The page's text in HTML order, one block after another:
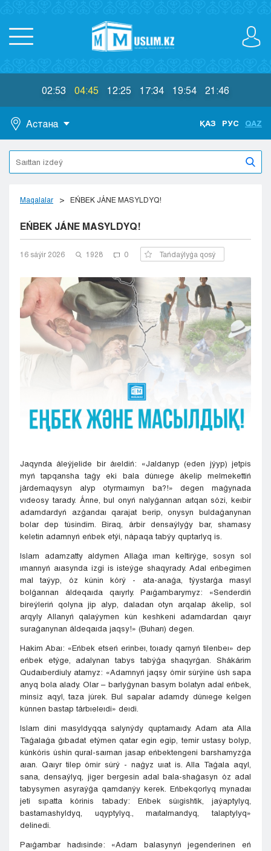
02:53 04:45 12:25 17:34 19:54 21:46
Астана
Astana
Almaty
Aktobe
Jezkazgan
Karaganda
Kokshetaý
Kyzylorda
Pavlodar
Petropavlovsk
Semeı
Taldykorgan
Taraz
Týrkestan
Shymkent
ҚАЗ РУС QAZ
Maqalalar EŃBEK JÁNE MASYLDYQ!
EŃBEK JÁNE MASYLDYQ!
16 sáýіr 2026 1928 0 Tańdaýlyǵa qosý
Jaqynda áleýjelide bir áıeldiń: «Jaldanyp (eden jýyp) jetpis
myń tapqansha taǵy eki bala dúnıege ákelip melmekettiń
járdemaqysyn alyp otyrmaımyn ba?!» degen maǵynada
vıdeosy tarady. Árıne, bul onyń nalyǵannan aıtqan sózi, keıbir
adamdardyń azǵandaı qarajat berip, onysyn buldaǵanynan
bolar dep túsindim. Biraq, árbir densaýlyǵy bar, shamasy
keletin adamnyń eńbek etýi, nápaqa tabýy quptarlyq is.
Islam adamzatty aldymen Allaǵa ıman keltirýge, sosyn sol
ımannyń aıasynda izgi is isteýge shaqyrady. Adal eńbegimen
mal taýyp, óz kúnin kórý - ata-anaǵa, týystarǵa masyl
bolǵannan áldeqaıda qaıyrly. Paıǵambarymyz: «Senderdiń
bireýleriń qolyna jip alyp, daladan otyn arqalap ákelip, sol
arqyly Allanyń qalaýymen kún keshkeni adamdardan qaıyr
suraǵanynan áldeqaıda jaqsy!» (Buharı) degen.
Hakim Abaı: «Eńbek etseń erinbeı, toıady qarnyń tilenbeı» dep
eńbek etýge, adalynan tabys tabýǵa shaqyrǵan. Shákárim
Qudaıberdiuly atamyz: «Adamnyń jaqsy ómir súrýine úsh sapa
anyq bola alady. Olar – barlyǵynan basym bolatyn adal eńbek,
minsiz aqyl, taza júrek. Bul sapalar adamdy dúnıege kelgen
kúnnen bastap tárbıeleıdi» deıdi.
Islam dini masyldyqqa salynýdy quptamaıdy. Adam ata Alla
Taǵalaǵa ǵıbadat etýmen qatar egin egip, temir ustasy bolyp,
kúnkóris úshin qural-saıman jasap eńbektengeni barshamyzǵa
aıan. Qaıyr tilep ómir súrý - naǵyz uıat is. Alla Taǵala aqyl,
sana, densaýlyq, jiger bergesin adal bala-shaǵasyn óz adal
tabysymen asyraýǵa qamdanýy kerek. Eńbekqorlyq mynadaı
jeti sıpatta kórinis tabady: Eńbek súıgishtik, jaýaptylyq,
bastamashyldyq, uqyptylyq., maıtalmandyq, talaptylyq»
delinedi.
Paıǵambar hadısinde: «Adam balasynyń jegenderinen eń